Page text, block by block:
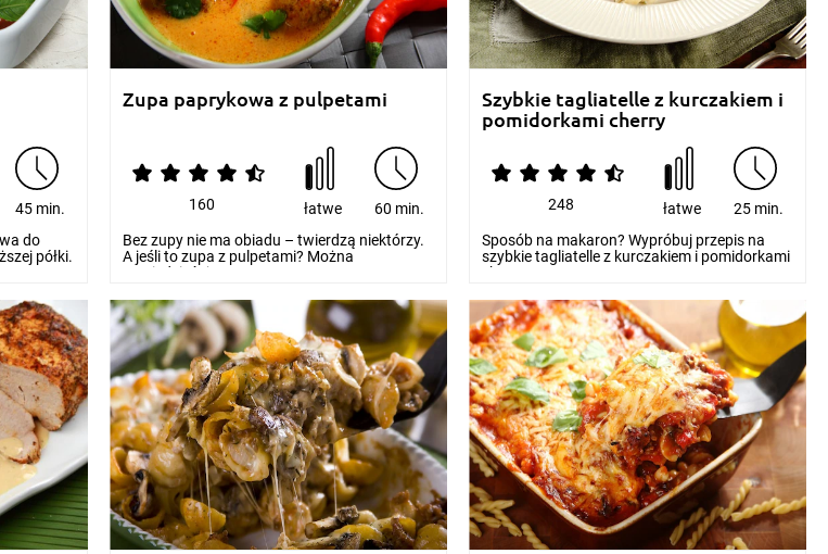
45 min.
do
półki.
Zupa paprykowa z pulpetami
160 łatwe
60 min.
Bez zupy nie ma obiadu – twierdzą niektórzy.
A jeśli to zupa z pulpetami? Można
powiedzieć, że na...
Szybkie tagliatelle z kurczakiem i
pomidorkami cherry
248 łatwe
25 min.
Sposób na makaron? Wypróbuj przepis na
szybkie tagliatelle z kurczakiem i pomidorkami
cherry. W p...